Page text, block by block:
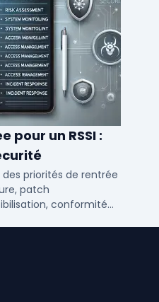
pour un RSSI :
priorités de rentrée
patch
conformité